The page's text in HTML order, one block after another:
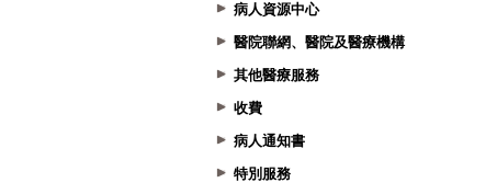
病人資源中心
醫院聯網、醫院及醫療機構
其他醫療服務
收費
病人通知書
特別服務